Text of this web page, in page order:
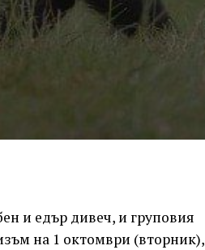
и едър дивеч, и груповия
на 1 октомври (вторник),